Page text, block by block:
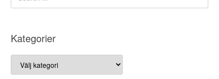
Kategorier
Kategorier